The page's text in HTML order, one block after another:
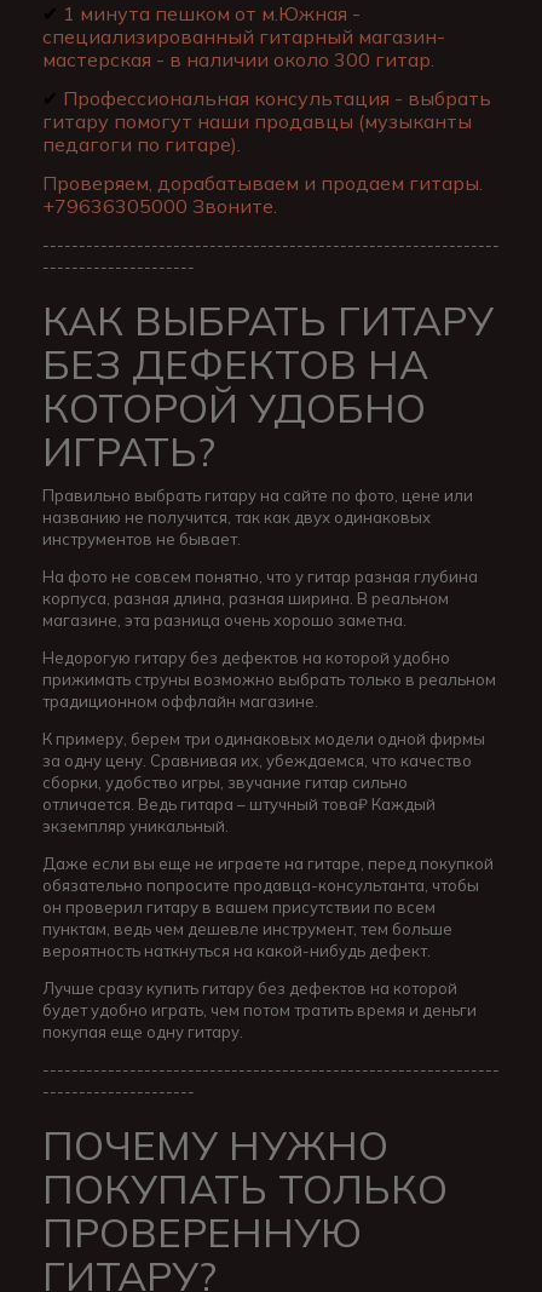
✔ 1 минута пешком от м.Южная -
специализированный гитарный магазин-
мастерская - в наличии около 300 гитар.
✔ Профессиональная консультация - выбрать
гитару помогут наши продавцы (музыканты
педагоги по гитаре).
Проверяем, дорабатываем и продаем гитары.
+79636305000 Звоните.
---------------------------------------------------------------
---------------------
КАК ВЫБРАТЬ ГИТАРУ
БЕЗ ДЕФЕКТОВ НА
КОТОРОЙ УДОБНО
ИГРАТЬ?
Правильно выбрать гитару на сайте по фото, цене или
названию не получится, так как двух одинаковых
инструментов не бывает.
На фото не совсем понятно, что у гитар разная глубина
корпуса, разная длина, разная ширина. В реальном
магазине, эта разница очень хорошо заметна.
Недорогую гитару без дефектов на которой удобно
прижимать струны возможно выбрать только в реальном
традиционном оффлайн магазине.
К примеру, берем три одинаковых модели одной фирмы
за одну цену. Сравнивая их, убеждаемся, что качество
сборки, удобство игры, звучание гитар сильно
отличается. Ведь гитара – штучный това₽ Каждый
экземпляр уникальный.
Даже если вы еще не играете на гитаре, перед покупкой
обязательно попросите продавца-консультанта, чтобы
он проверил гитару в вашем присутствии по всем
пунктам, ведь чем дешевле инструмент, тем больше
вероятность наткнуться на какой-нибудь дефект.
Лучше сразу купить гитару без дефектов на которой
будет удобно играть, чем потом тратить время и деньги
покупая еще одну гитару.
---------------------------------------------------------------
---------------------
ПОЧЕМУ НУЖНО
ПОКУПАТЬ ТОЛЬКО
ПРОВЕРЕННУЮ
ГИТАРУ?